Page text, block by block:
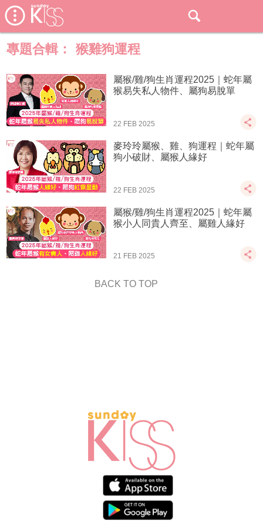
專題合輯： 猴雞狗運程
屬猴/雞/狗生肖運程2025｜蛇年屬
猴易失私人物件、屬狗易脫單
22 FEB 2025
麥玲玲屬猴、雞、狗運程｜蛇年屬
狗小破財、屬猴人緣好
22 FEB 2025
屬猴/雞/狗生肖運程2025｜蛇年屬
猴小人同貴人齊至、屬雞人緣好
21 FEB 2025
BACK TO TOP